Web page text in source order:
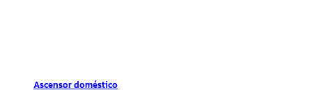
Ascensor doméstico